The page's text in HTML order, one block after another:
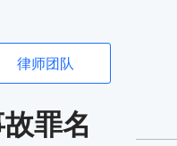
律师团队
罪名